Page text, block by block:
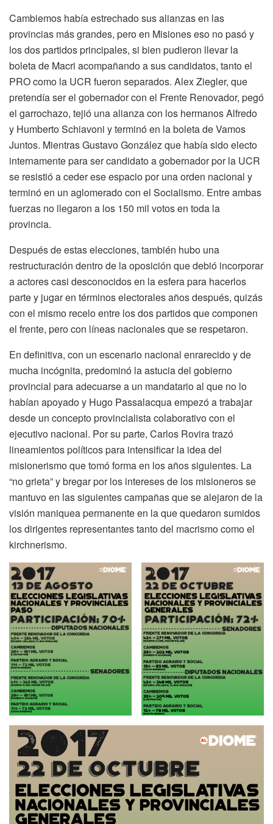
Cambiemos había estrechado sus alianzas en las
provincias más grandes, pero en Misiones eso no pasó y
los dos partidos principales, si bien pudieron llevar la
boleta de Macri acompañando a sus candidatos, tanto el
PRO como la UCR fueron separados. Alex Ziegler, que
pretendía ser el gobernador con el Frente Renovador, pegó
el garrochazo, tejió una alianza con los hermanos Alfredo
y Humberto Schiavoni y terminó en la boleta de Vamos
Juntos. Mientras Gustavo González que había sido electo
internamente para ser candidato a gobernador por la UCR
se resistió a ceder ese espacio por una orden nacional y
terminó en un aglomerado con el Socialismo. Entre ambas
fuerzas no llegaron a los 150 mil votos en toda la
provincia.
Después de estas elecciones, también hubo una
restructuración dentro de la oposición que debió incorporar
a actores casi desconocidos en la esfera para hacerlos
parte y jugar en términos electorales años después, quizás
con el mismo recelo entre los dos partidos que componen
el frente, pero con líneas nacionales que se respetaron.
En definitiva, con un escenario nacional enrarecido y de
mucha incógnita, predominó la astucia del gobierno
provincial para adecuarse a un mandatario al que no lo
habían apoyado y Hugo Passalacqua empezó a trabajar
desde un concepto provincialista colaborativo con el
ejecutivo nacional. Por su parte, Carlos Rovira trazó
lineamientos políticos para intensificar la idea del
misionerismo que tomó forma en los años siguientes. La
“no grieta” y bregar por los intereses de los misioneros se
mantuvo en las siguientes campañas que se alejaron de la
visión maniquea permanente en la que quedaron sumidos
los dirigentes representantes tanto del macrismo como el
kirchnerismo.